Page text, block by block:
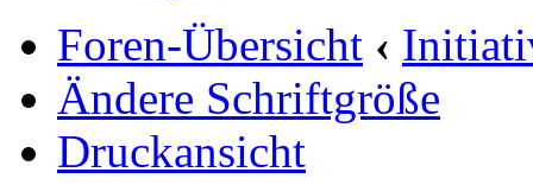
Foren-Übersicht ‹
Ändere Schriftgröße
Druckansicht